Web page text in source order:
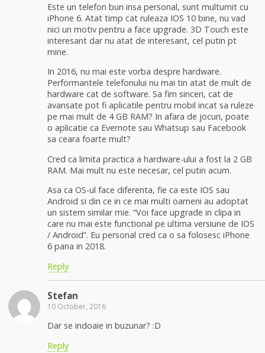
Este un telefon bun insa personal, sunt multumit cu
iPhone 6. Atat timp cat ruleaza IOS 10 bine, nu vad
nici un motiv pentru a face upgrade. 3D Touch este
interesant dar nu atat de interesant, cel putin pt
mine.
In 2016, nu mai este vorba despre hardware.
Performantele telefonului nu mai tin atat de mult de
hardware cat de software. Sa fim sinceri, cat de
avansate pot fi aplicatile pentru mobil incat sa ruleze
pe mai mult de 4 GB RAM? In afara de jocuri, poate
o aplicatie ca Evernote sau Whatsup sau Facebook
sa ceara foarte mult?
Cred ca limita practica a hardware-ului a fost la 2 GB
RAM. Mai mult nu este necesar, cel putin acum.
Asa ca OS-ul face diferenta, fie ca este IOS sau
Android si din ce in ce mai multi oameni au adoptat
un sistem similar mie. “Voi face upgrade in clipa in
care nu mai este functional pe ultima versiune de IOS
/ Android”. Eu personal cred ca o sa folosesc iPhone
6 pana in 2018.
Reply
Stefan
10 October, 2016
Dar se indoaie in buzunar? :D
Reply